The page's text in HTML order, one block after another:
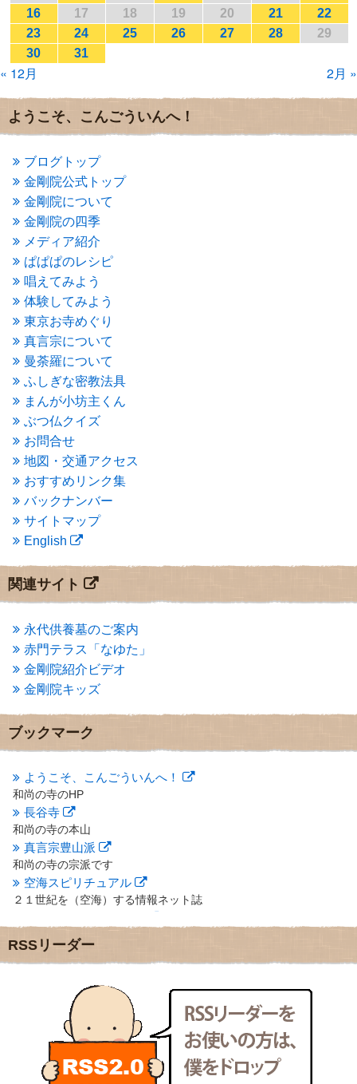
2017年1月(2)
2016年12月(4)
2016年11月(3)
2016年10月(1)
2016年9月
2016年6月
(2)
2016年5月(3)
2016年4月
(4)
2016年3月(4)
2016年2月(5)
2016年1月(3)
2015年12月(6)
2015年11月(4)
2015年10月
(4)
2015年9月
(3)
2015年8月(4)
2015年7月(4)
2015年6月(3)
2015年5月(1)
2015年4月(1)
(3)
2015年2月(3)
2015年1月(1)
2014年12月 (2)
2014年9月
2014年5月(1)
2014年4月 (4)
2014年1月 (1)
2013年11月(4)
2013年10月 (2)
2013年9月(4)
2013年7月
(7)
2013年6月 (6)
2013年5月(13)
2013年4月(1)
2013年3月
(4)
2013年2月(6)
2013年1月(6)
2012年12月(7)
2012年10月(5)
2012年9月
(8)
2012年7月
(10)
2012年6月(14)
2012年5月
2012年4月(16)
2012年3月 (17)
2012年2月(20)
2012年1月(25)
2011年12月(22)
2011年11月(28)
2011年10月(31)
2011年9月(24)
2011年8月(21)
2011年6月(13)
2011年5月
2011年4月
(17)
2011年3月(15)
2011年2月(22)
2011年1月(22)
16 17 18 19 20 21
22
23
24 25 26 27 28
29
30
31
« 12月 2月 »
ようこそ、こんごういんへ！
ブログトップ
金剛院公式トップ
金剛院について
金剛院の四季
メディア紹介
ぱぱぱのレシピ
唱えてみよう
体験してみよう
東京お寺めぐり
真言宗について
曼荼羅について
ふしぎな密教法具
まんが小坊主くん
ぶつ仏クイズ
お問合せ
地図・交通アクセス
おすすめリンク集
バックナンバー
サイトマップ
English
関連サイト
永代供養墓のご案内
赤門テラス「なゆた」
金剛院紹介ビデオ
金剛院キッズ
ブックマーク
ようこそ、こんごういんへ！
和尚の寺のHP
長谷寺
和尚の寺の本山
真言宗豊山派
和尚の寺の宗派です
空海スピリチュアル
２１世紀を（空海）する情報ネット誌
地域のライターさんです
小豆島 圓満寺
新聞屋の道具箱
新聞社で使われる用語の解説など
makotoさんの御符内巡礼記
東京の巡礼記です
POLYHEDON
いろいろなことが書いてあるよ
RSSリーダー